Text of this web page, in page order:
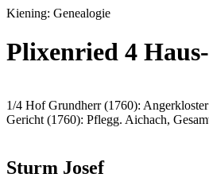
Kiening: Genealogie
Plixenried 4
1/4 Hof Grundherr (1760):
Gericht (1760): Pflegg. Aichach,
Sturm Josef